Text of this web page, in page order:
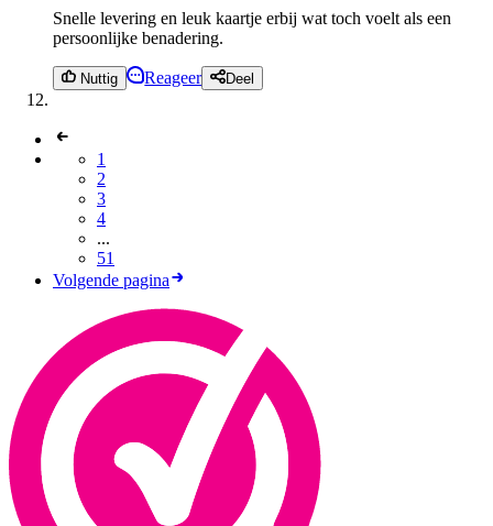
Snelle levering en leuk kaartje erbij wat toch voelt als een
persoonlijke benadering.
Nuttig Reageer Deel
1
2
3
4
...
51
Volgende pagina